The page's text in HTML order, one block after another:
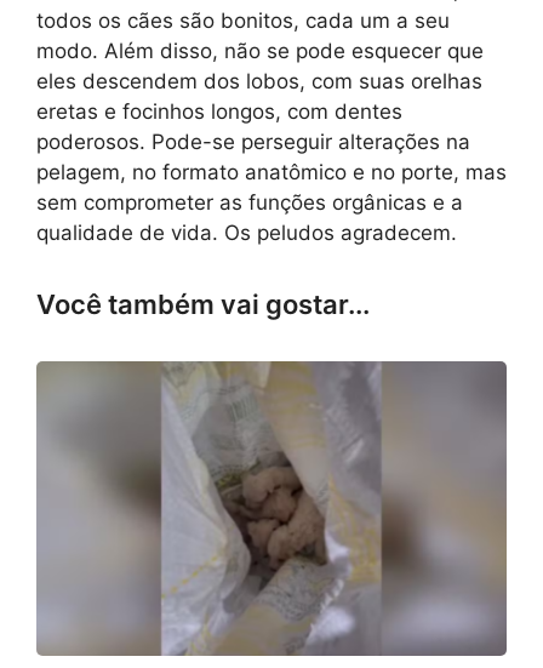
todos os cães são bonitos, cada um a seu
modo. Além disso, não se pode esquecer que
eles descendem dos lobos, com suas orelhas
eretas e focinhos longos, com dentes
poderosos. Pode-se perseguir alterações na
pelagem, no formato anatômico e no porte, mas
sem comprometer as funções orgânicas e a
qualidade de vida. Os peludos agradecem.
Você também vai gostar...